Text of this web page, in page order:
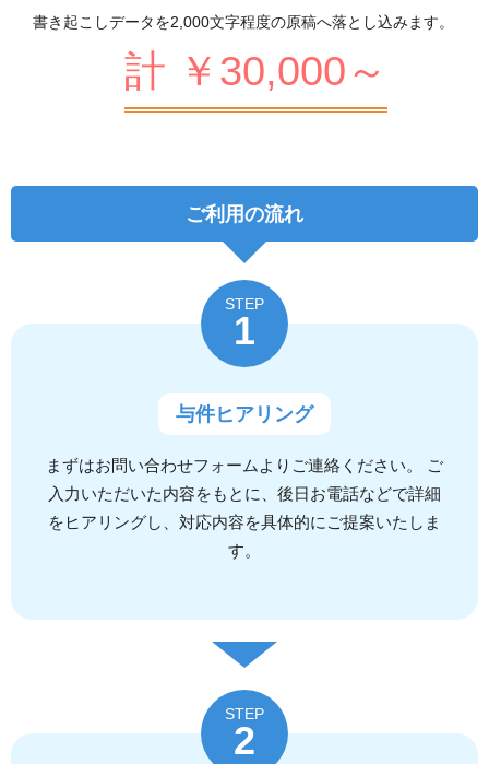
書き起こしデータを2,000文字程度の原稿へ落とし込みます。
計 ￥30,000～
ご利用の流れ
STEP
1
与件ヒアリング
まずはお問い合わせフォームよりご連絡ください。 ご
入力いただいた内容をもとに、後日お電話などで詳細
をヒアリングし、対応内容を具体的にご提案いたしま
す。
STEP
2